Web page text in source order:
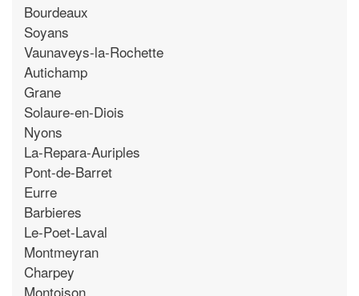
Bourdeaux
Soyans
Vaunaveys-la-Rochette
Autichamp
Grane
Solaure-en-Diois
Nyons
La-Repara-Auriples
Pont-de-Barret
Eurre
Barbieres
Le-Poet-Laval
Montmeyran
Charpey
Montoison